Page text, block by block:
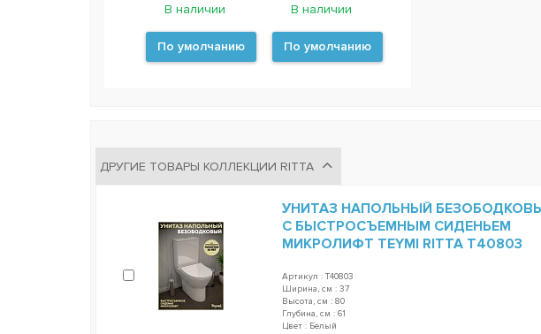
В наличии
По умолчанию
В наличии
По умолчанию
ДРУГИЕ ТОВАРЫ КОЛЛЕКЦИИ RITTA
УНИТАЗ НАПОЛЬНЫЙ
С БЫСТРОСЪЕМНЫМ СИДЕНЬЕМ
МИКРОЛИФТ TEYMI RITTA T40803
Артикул : T40803
Ширина, см : 37
Высота, см : 80
Глубина, см : 61
Цвет : Белый